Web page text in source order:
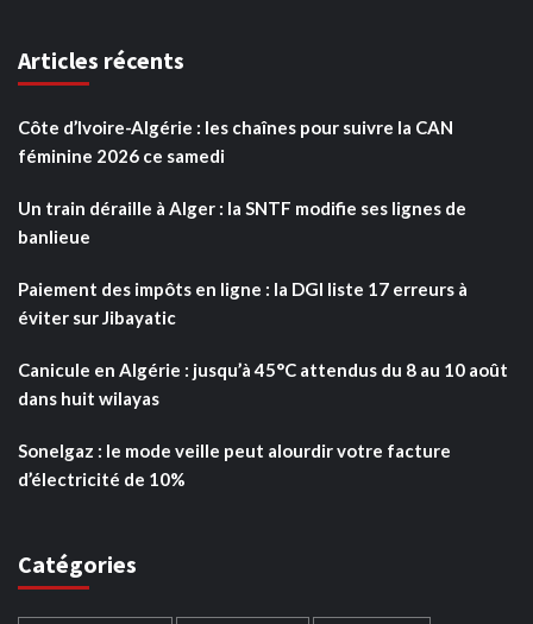
Articles récents
Côte d’Ivoire-Algérie : les chaînes pour suivre la CAN
féminine 2026 ce samedi
Un train déraille à Alger : la SNTF modifie ses lignes de
banlieue
Paiement des impôts en ligne : la DGI liste 17 erreurs à
éviter sur Jibayatic
Canicule en Algérie : jusqu’à 45°C attendus du 8 au 10 août
dans huit wilayas
Sonelgaz : le mode veille peut alourdir votre facture
d’électricité de 10%
Catégories